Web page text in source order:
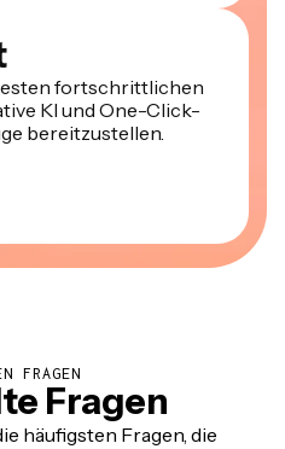
fortschrittlichen
KI und One-Click-
bereitzustellen.
FRAGEN
Fragen
häufigsten Fragen, die